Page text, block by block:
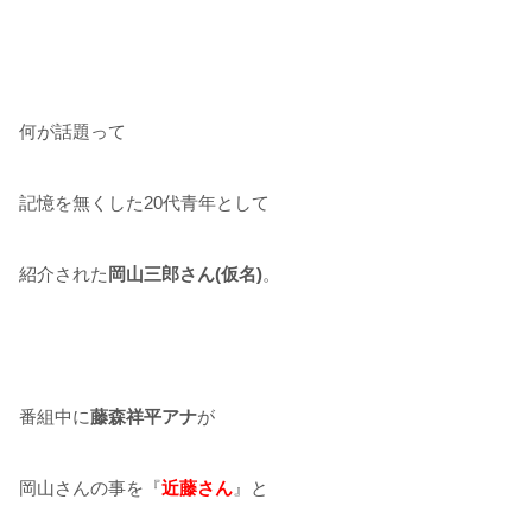
何が話題って
記憶を無くした20代青年として
紹介された 岡山三郎さん(仮名)。
番組中に藤森祥平アナが
岡山さんの事を『近藤さん 』と